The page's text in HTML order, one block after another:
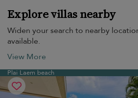
Explore villas nearby
Widen your search to nearby
available.
View More
Plai Laem beach